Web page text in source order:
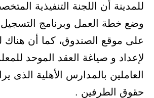
للمدينة أن اللجنة التنفيذية
وضع خطة العمل وبرنامج التسجيل
على موقع الصندوق، كما أن هناك
لإعداد و صياغة العقد الموحد
العاملين بالمدارس الأهلية الذى
حقوق الطرفين .